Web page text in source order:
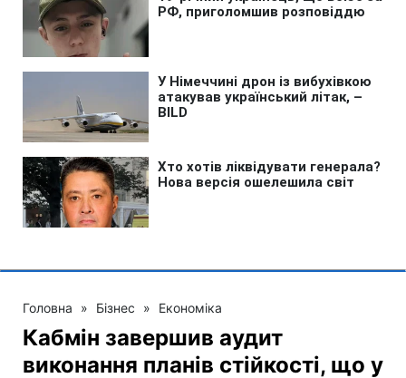
Головна » Бізнес » Економіка
Кабмін завершив аудит
виконання планів стійкості, що у